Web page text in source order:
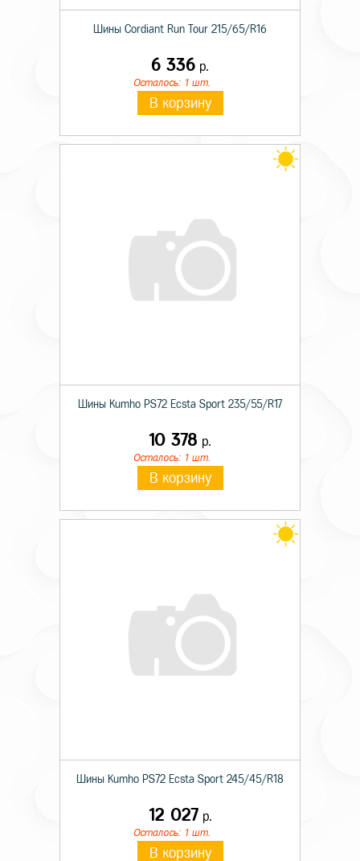
Шины Cordiant Run Tour 215/65/R16
6 336 р.
Осталось: 1 шт.
В корзину
Шины Kumho PS72 Ecsta Sport 235/55/R17
10 378 р.
Осталось: 1 шт.
В корзину
Шины Kumho PS72 Ecsta Sport 245/45/R18
12 027 р.
Осталось: 1 шт.
В корзину